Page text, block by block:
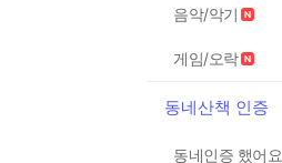
음악/악기
게임/오락
동네산책 인증
동네인증 했어요